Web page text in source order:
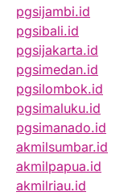
pgsijambi.id
pgsibali.id
pgsijakarta.id
pgsimedan.id
pgsilombok.id
pgsimaluku.id
pgsimanado.id
akmilsumbar.id
akmilpapua.id
akmilriau.id